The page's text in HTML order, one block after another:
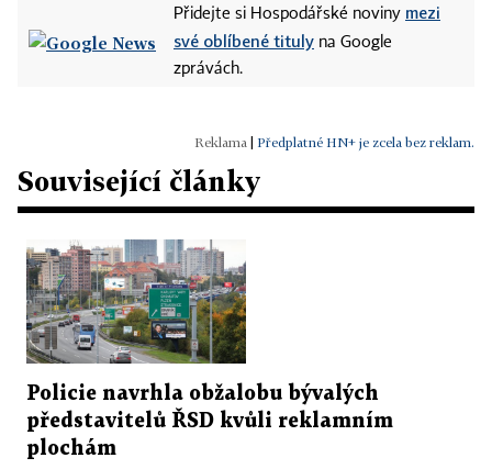
Přidejte si Hospodářské noviny mezi
své oblíbené tituly na Google
zprávách.
Předplatné HN+ je zcela bez reklam.
Související články
Policie navrhla obžalobu bývalých
představitelů ŘSD kvůli reklamním
plochám